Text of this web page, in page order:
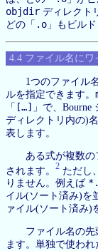
objdir ディレクト
どの「 .o 」もビル
4.4 ファイル名にワ
1つのファイル名
ルを指定できます。
「 […] 」で、
ディレクトリ内の)
表します。
ある式が複数の
されます。 2 ただし
りません。例えば
イル(ソート済み)を
ァイル(ソート済み)
ファイル名の先
ます。単独で使わ